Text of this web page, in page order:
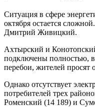
Ситуация в сфере
октября остается
Дмитрий Живицкий.
Ахтырский и
подключены полностью,
перебои, жителей просят
Однако отсутствует
потребителей трех
Роменский (14 189) и